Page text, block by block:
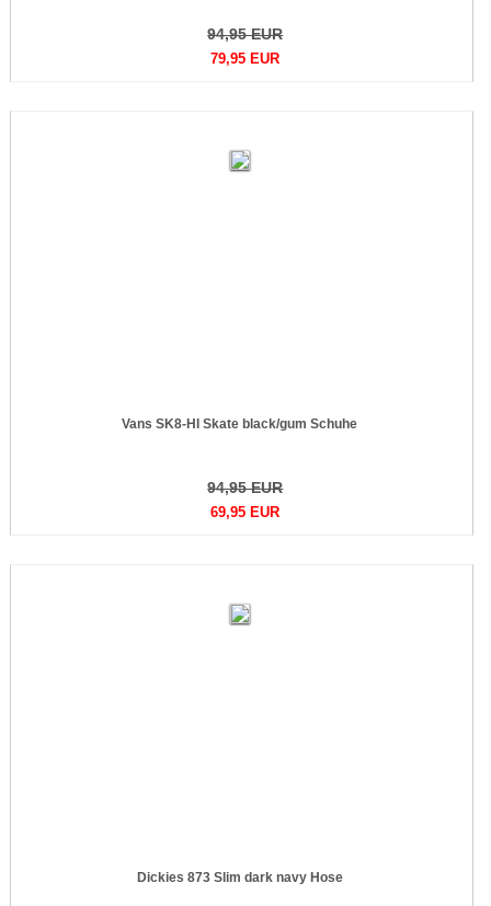
94,95 EUR
79,95 EUR
Vans SK8-HI Skate black/gum Schuhe
94,95 EUR
69,95 EUR
Dickies 873 Slim dark navy Hose